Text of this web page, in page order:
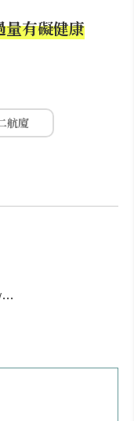
量有礙健康
航廈